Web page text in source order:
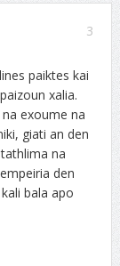
3
paiktes kai
xalia.
exoume na
giati an den
na
den
bala apo